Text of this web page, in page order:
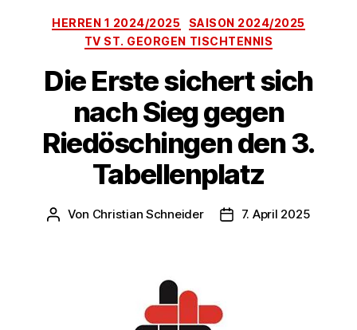
Kategorien
HERREN 1 2024/2025
SAISON 2024/2025
TV ST. GEORGEN TISCHTENNIS
Die Erste sichert sich
nach Sieg gegen
Riedöschingen den 3.
Tabellenplatz
Beitragsautor
Von Christian Schneider 7. April 2025